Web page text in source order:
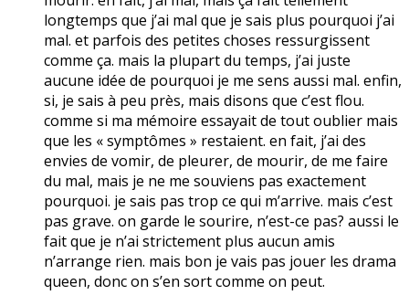
longtemps que j’ai mal que je sais plus pourquoi j’ai
mal. et parfois des petites choses ressurgissent
comme ça. mais la plupart du temps, j’ai juste
aucune idée de pourquoi je me sens aussi mal. enfin,
si, je sais à peu près, mais disons que c’est flou.
comme si ma mémoire essayait de tout oublier mais
que les « symptômes » restaient. en fait, j’ai des
envies de vomir, de pleurer, de mourir, de me faire
du mal, mais je ne me souviens pas exactement
pourquoi. je sais pas trop ce qui m’arrive. mais c’est
pas grave. on garde le sourire, n’est-ce pas? aussi le
fait que je n’ai strictement plus aucun amis
n’arrange rien. mais bon je vais pas jouer les drama
queen, donc on s’en sort comme on peut.